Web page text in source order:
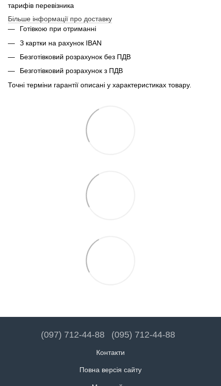
тарифів перевізника
Більше інформації про доставку
Готівкою при отриманні
З картки на рахунок IBAN
Безготівковий розрахунок без ПДВ
Безготівковий розрахунок з ПДВ
Точні терміни гарантії описані у характеристиках товару.
(097) 712-44-88 (095) 712-44-88
Контакти
Повна версія сайту